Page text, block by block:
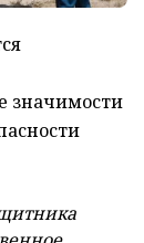
значимости